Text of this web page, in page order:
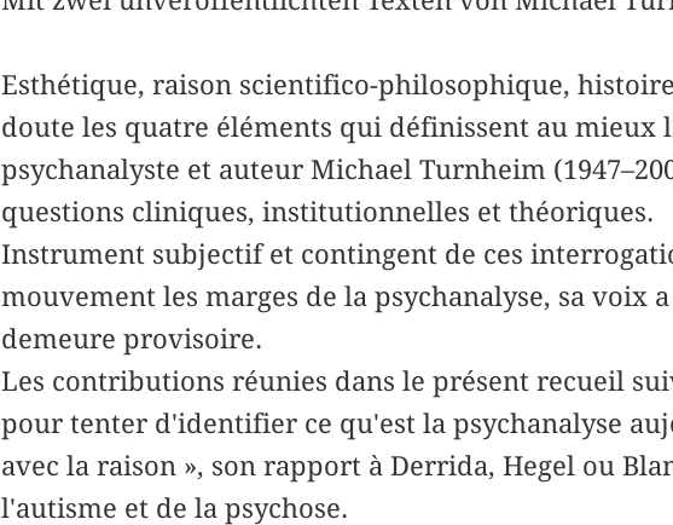
Esthétique, raison scientifico-philosophique,
doute les quatre éléments qui définissent au mieux
psychanalyste et auteur Michael Turnheim
questions cliniques, institutionnelles et théoriques.
Instrument subjectif et contingent de ces
mouvement les marges de la psychanalyse, sa voix
demeure provisoire.
Les contributions réunies dans le présent recueil
pour tenter d'identifier ce qu'est la psychanalyse
avec la raison », son rapport à Derrida, Hegel ou
l'autisme et de la psychose.